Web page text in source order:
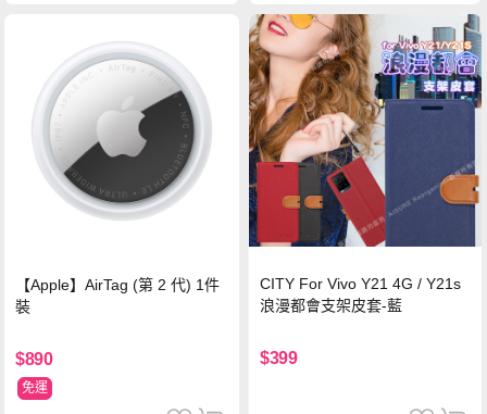
【Apple】AirTag (第 2 代) 1件
裝
$890
免運
CITY For Vivo Y21 4G / Y21s
浪漫都會支架皮套-藍
$399